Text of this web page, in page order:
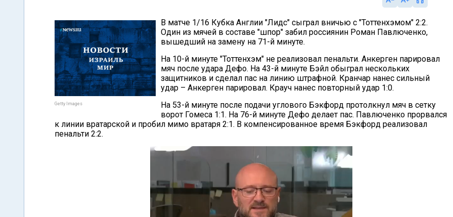
Getty Images
В матче 1/16 Кубка Англии "Лидс" сыграл вничью с "Тоттенхэмом" 2:2.
Один из мячей в составе "шпор" забил россиянин Роман Павлюченко,
вышедший на замену на 71-й минуте.
На 10-й минуте "Тоттенхэм" не реализовал пенальти. Анкерген парировал
мяч после удара Дефо. На 43-й минуте Бэйл обыграл нескольких
защитников и сделал пас на линию штрафной. Кранчар нанес сильный
удар – Анкерген парировал. Крауч нанес повторный удар 1:0.
На 53-й минуте после подачи углового Бэкфорд протолкнул мяч в сетку
ворот Гомеса 1:1. На 76-й минуте Дефо делает пас. Павлюченко прорвался
к линии вратарской и пробил мимо вратаря 2:1. В компенсированное время Бэкфорд реализовал
пенальти 2:2.